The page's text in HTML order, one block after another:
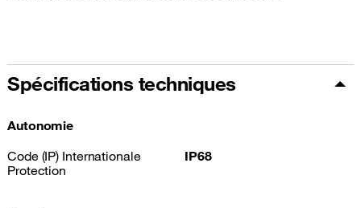
Spécifications techniques
Autonomie
Code (IP) Internationale
Protection
IP68